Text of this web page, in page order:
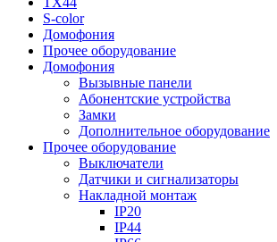
S-color
Домофония
Прочее оборудование
Домофония
Вызывные панели
Абонентские устройства
Замки
Дополнительное оборудование
Прочее оборудование
Выключатели
Датчики и сигнализаторы
Накладной монтаж
IP20
IP44